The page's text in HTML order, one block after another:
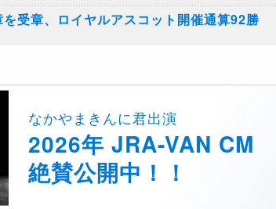
受章、ロイヤルアスコット開催通算92勝
なかやまきんに君出演
2026年 JRA-VAN CM
絶賛公開中！！